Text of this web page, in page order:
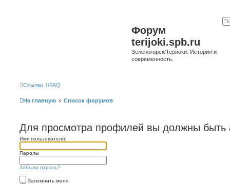
Форум
terijoki.spb.ru
Зеленогорск/Териоки. История и
современность.
Ссылки FAQ
На главную Список форумов
Для просмотра профилей вы должны быть
Имя пользователя:
Пароль:
Забыли пароль?
Запомнить меня